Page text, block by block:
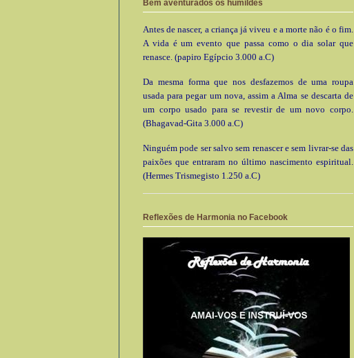
Bem aventurados os humildes
Antes de nascer, a criança já viveu e a morte não é o fim.
A vida é um evento que passa como o dia solar que
renasce. (papiro Egípcio 3.000 a.C)
Da mesma forma que nos desfazemos de uma roupa
usada para pegar um nova, assim a Alma se descarta de
um corpo usado para se revestir de um novo corpo.
(Bhagavad-Gita 3.000 a.C)
Ninguém pode ser salvo sem renascer e sem livrar-se das
paixões que entraram no último nascimento espiritual.
(Hermes Trismegisto 1.250 a.C)
Reflexões de Harmonia no Facebook